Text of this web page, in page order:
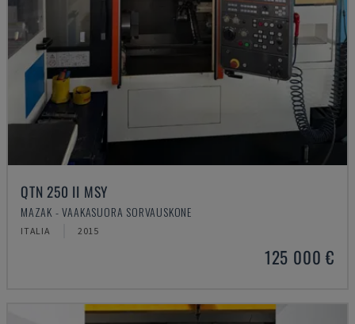
QTN 250 II MSY
MAZAK - VAAKASUORA SORVAUSKONE
ITALIA 2015
125 000 €